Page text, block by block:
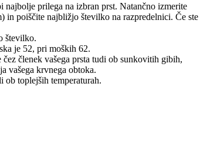
najbolje prilega na izbran prst. Natančno izmerite
in poiščite najbližjo številko na razpredelnici. Če ste
številko.
je 52, pri moških 62.
členek vašega prsta tudi ob sunkovitih gibih,
vašega krvnega obtoka.
ob toplejših temperaturah.